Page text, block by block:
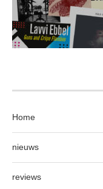
Home
nieuws
reviews